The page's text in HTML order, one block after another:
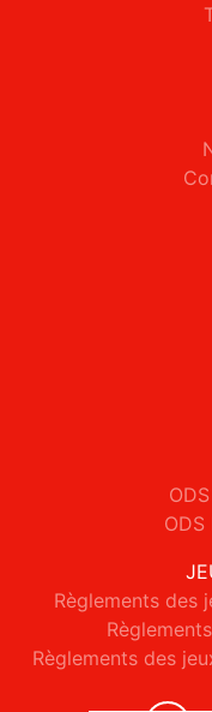
Règlements des
Règlements des